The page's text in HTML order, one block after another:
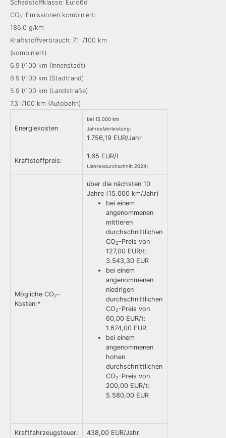
Schadstoffklasse: Euro6d
CO2-Emissionen kombiniert:
186.0 g/km
Kraftstoffverbrauch: 7.1 l/100 km
(kombiniert)
6.9 l/100 km (Innenstadt)
6.9 l/100 km (Stadtrand)
5.9 l/100 km (Landstraße)
7.3 l/100 km (Autobahn)
Energiekosten
bei 15.000 km
Jahresfahrleistung:
1.756,19 EUR/Jahr
Kraftstoffpreis:
1,65 EUR/l
(Jahresdurchschnitt 2024)
Mögliche CO2-
Kosten:*
über die nächsten 10
Jahre (15.000 km/Jahr)
bei einem
angenommenen
mittleren
durchschnittlichen
CO2-Preis von
127,00 EUR/t:
3.543,30 EUR
bei einem
angenommenen
niedrigen
durchschnittlichen
CO2-Preis von
60,00 EUR/t:
1.674,00 EUR
bei einem
angenommenen
hohen
durchschnittlichen
CO2-Preis von
200,00 EUR/t:
5.580,00 EUR
Kraftfahrzeugsteuer: 438,00 EUR/Jahr